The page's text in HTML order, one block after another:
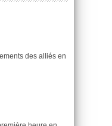
des alliés en